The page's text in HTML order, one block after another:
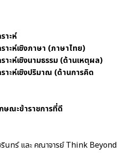
าะห์
าะห์เชิงภาษา (ภาษาไทย)
าะห์เชิงนามธรรม (ด้านเหตุผล)
าะห์เชิงปริมาณ (ด้านการคิด
ษณะข้าราชการที่ดี
ทร์ และ คณาจารย์ Think Beyond